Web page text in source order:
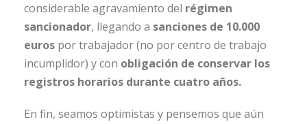
considerable agravamiento del régimen
sancionador, llegando a sanciones de 10.000
euros por trabajador (no por centro de trabajo
incumplidor) y con obligación de conservar los
registros horarios durante cuatro años.
En fin, seamos optimistas y pensemos que aún